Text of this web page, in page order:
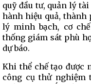
quỹ đầu tư, quản lý
hành hiệu quả, thành
lý minh bạch, cơ
thống giám sát phù
dự báo.
Khi thể chế tạo được
công cụ thử